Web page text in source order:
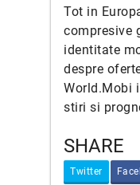
Tot in
compresive
identitate
despre
World.Mobi
stiri si
SHARE
Twitter